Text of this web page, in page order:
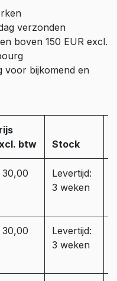
verzonden
boven 150 EUR excl.
voor bijkomend en
btw
Stock
Levertijd:
3 weken
Levertijd:
3 weken